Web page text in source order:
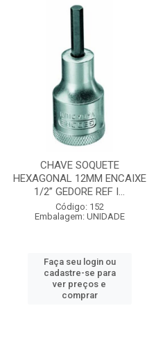
CHAVE SOQUETE
HEXAGONAL 12MM ENCAIXE
1/2” GEDORE REF I...
Código: 152
Embalagem: UNIDADE
Faça seu login ou
cadastre-se para
ver preços e
comprar